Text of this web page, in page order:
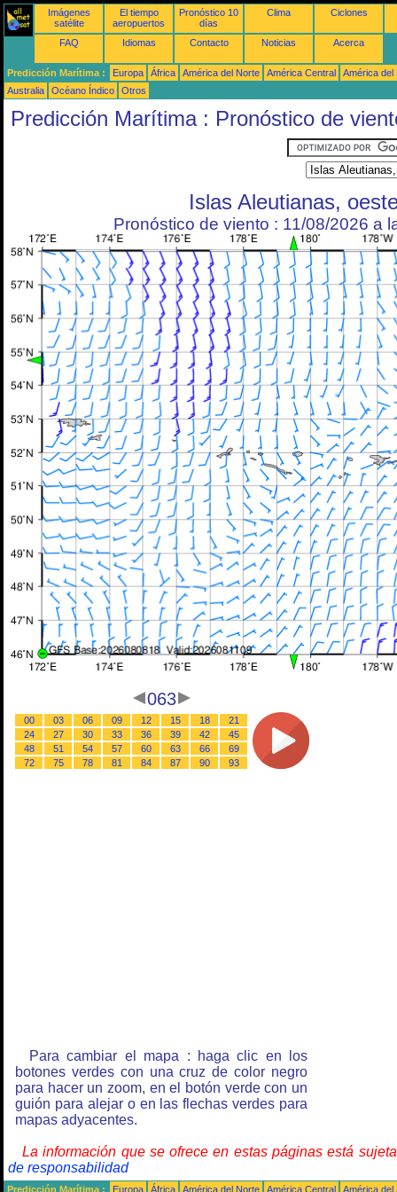
Imágenes
satélite
El tiempo
aeropuertos
Pronóstico 10
días
Clima Ciclones
FAQ Idiomas Contacto Noticias Acerca
Predicción Marítima : Europa África América del Norte América Central
América del
Australia
Océano Índico Otros
Predicción Marítima : Pronóstico de
Islas Aleutianas,
Pronóstico de viento : 11/08/2026 a
063
00 03 06 09 12 15 18
21
24
27 30 33 36 39 42
45
48
51 54 57 60 63 66
69
72
75 78 81 84 87 90 93
Para cambiar el mapa : haga clic en los
botones verdes con una cruz de color negro
para hacer un zoom, en el botón verde con un
guión para alejar o en las flechas verdes para
mapas adyacentes.
La información que se ofrece en estas páginas está
de responsabilidad
Predicción Marítima : Europa África América del Norte América Central
América del